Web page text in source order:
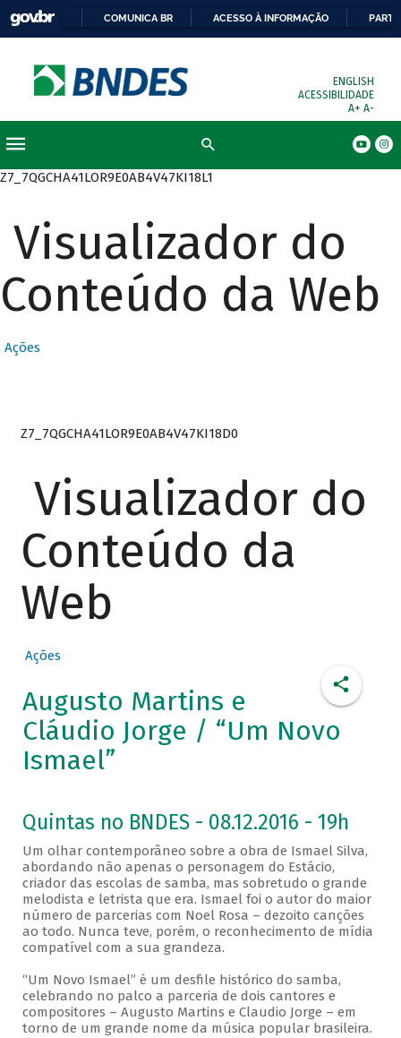
COMUNICA BR ACESSO À INFORMAÇÃO
ENGLISH
ACESSIBILIDADE
A+ A-
Z7_7QGCHA41LOR9E0AB4V47KI18L1
Visualizador do
Conteúdo da Web
Ações
Z7_7QGCHA41LOR9E0AB4V47KI18D0
Visualizador do
Conteúdo da
Web
Ações
Augusto Martins e
Cláudio Jorge / “Um Novo
Ismael”
Quintas no BNDES - 08.12.2016 - 19h
Um olhar contemporâneo sobre a obra de Ismael Silva,
abordando não apenas o personagem do Estácio,
criador das escolas de samba, mas sobretudo o grande
melodista e letrista que era. Ismael foi o autor do maior
número de parcerias com Noel Rosa – dezoito canções
ao todo. Nunca teve, porém, o reconhecimento de mídia
compatível com a sua grandeza.
“Um Novo Ismael” é um desfile histórico do samba,
celebrando no palco a parceria de dois cantores e
compositores – Augusto Martins e Claudio Jorge – em
torno de um grande nome da música popular brasileira.